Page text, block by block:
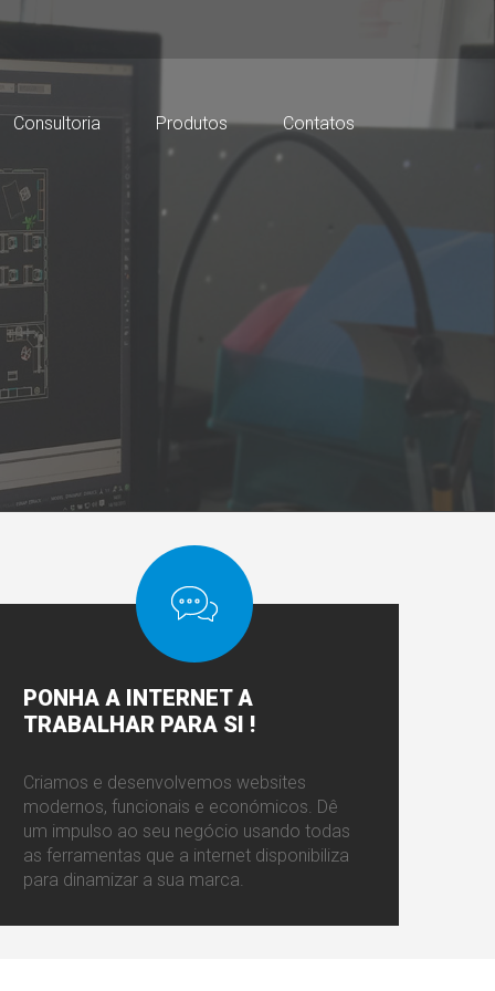
Consultoria Produtos Contatos
PONHA A INTERNET A
TRABALHAR PARA SI !
Criamos e desenvolvemos websites
modernos, funcionais e económicos. Dê
um impulso ao seu negócio usando todas
as ferramentas que a internet disponibiliza
para dinamizar a sua marca.